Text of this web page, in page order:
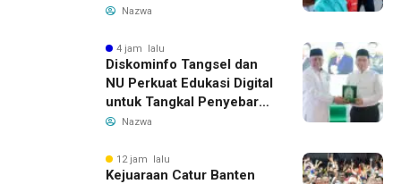
Gubernur Banten
Nazwa
4 jam lalu
Diskominfo Tangsel dan
NU Perkuat Edukasi Digital
untuk Tangkal Penyebaran
Hoaks
Nazwa
12 jam lalu
Kejuaraan Catur Banten